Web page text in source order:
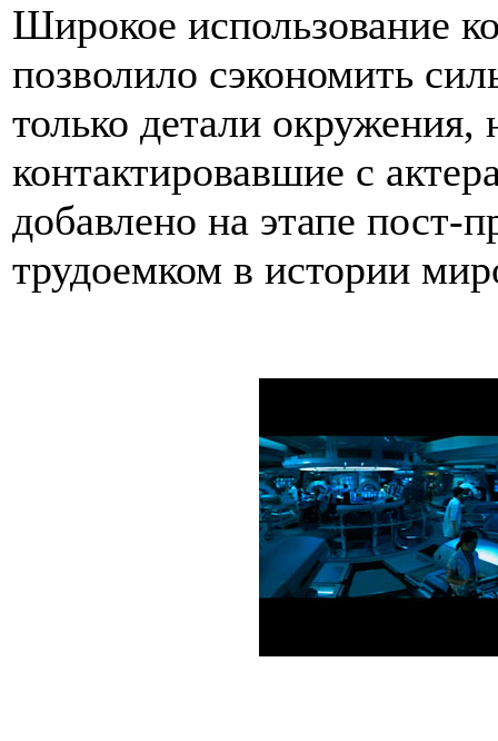
Широкое использование
позволило сэкономить
только детали окружения,
контактировавшие с
добавлено на этапе
трудоемком в истории